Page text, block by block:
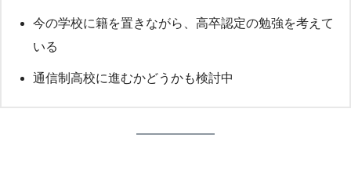
今の学校に籍を置きながら、高卒認定の勉強を考えて
いる
通信制高校に進むかどうかも検討中